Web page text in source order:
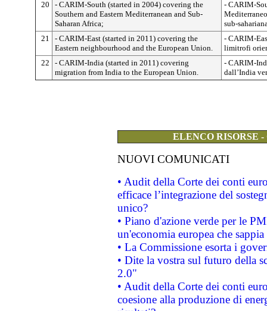
20
- CARIM-South (started in 2004) covering the
Southern and Eastern Mediterranean and Sub-
Saharan Africa;
- CARIM-
sub-
21
- CARIM-East (started in 2011) covering the
Eastern neighbourhood and the European Union.
- CARIM-
limitrofi
22
- CARIM-India (started in 2011) covering
migration from India to the European Union.
- CARIM-
dall’India
ELENCO RISORSE
NUOVI COMUNICATI
• Audit della Corte dei conti
efficace l’integrazione del
unico?
• Piano d'azione verde per le
un'economia europea che
• La Commissione esorta i
• Dite la vostra sul futuro della
2.0"
• Audit della Corte dei conti
coesione alla produzione di